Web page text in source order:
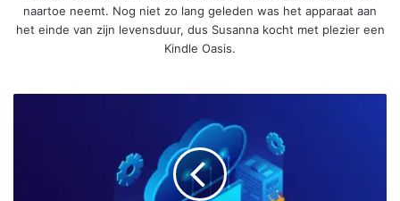
naartoe neemt. Nog niet zo lang geleden was het apparaat aan
het einde van zijn levensduur, dus Susanna kocht met plezier een
Kindle Oasis.